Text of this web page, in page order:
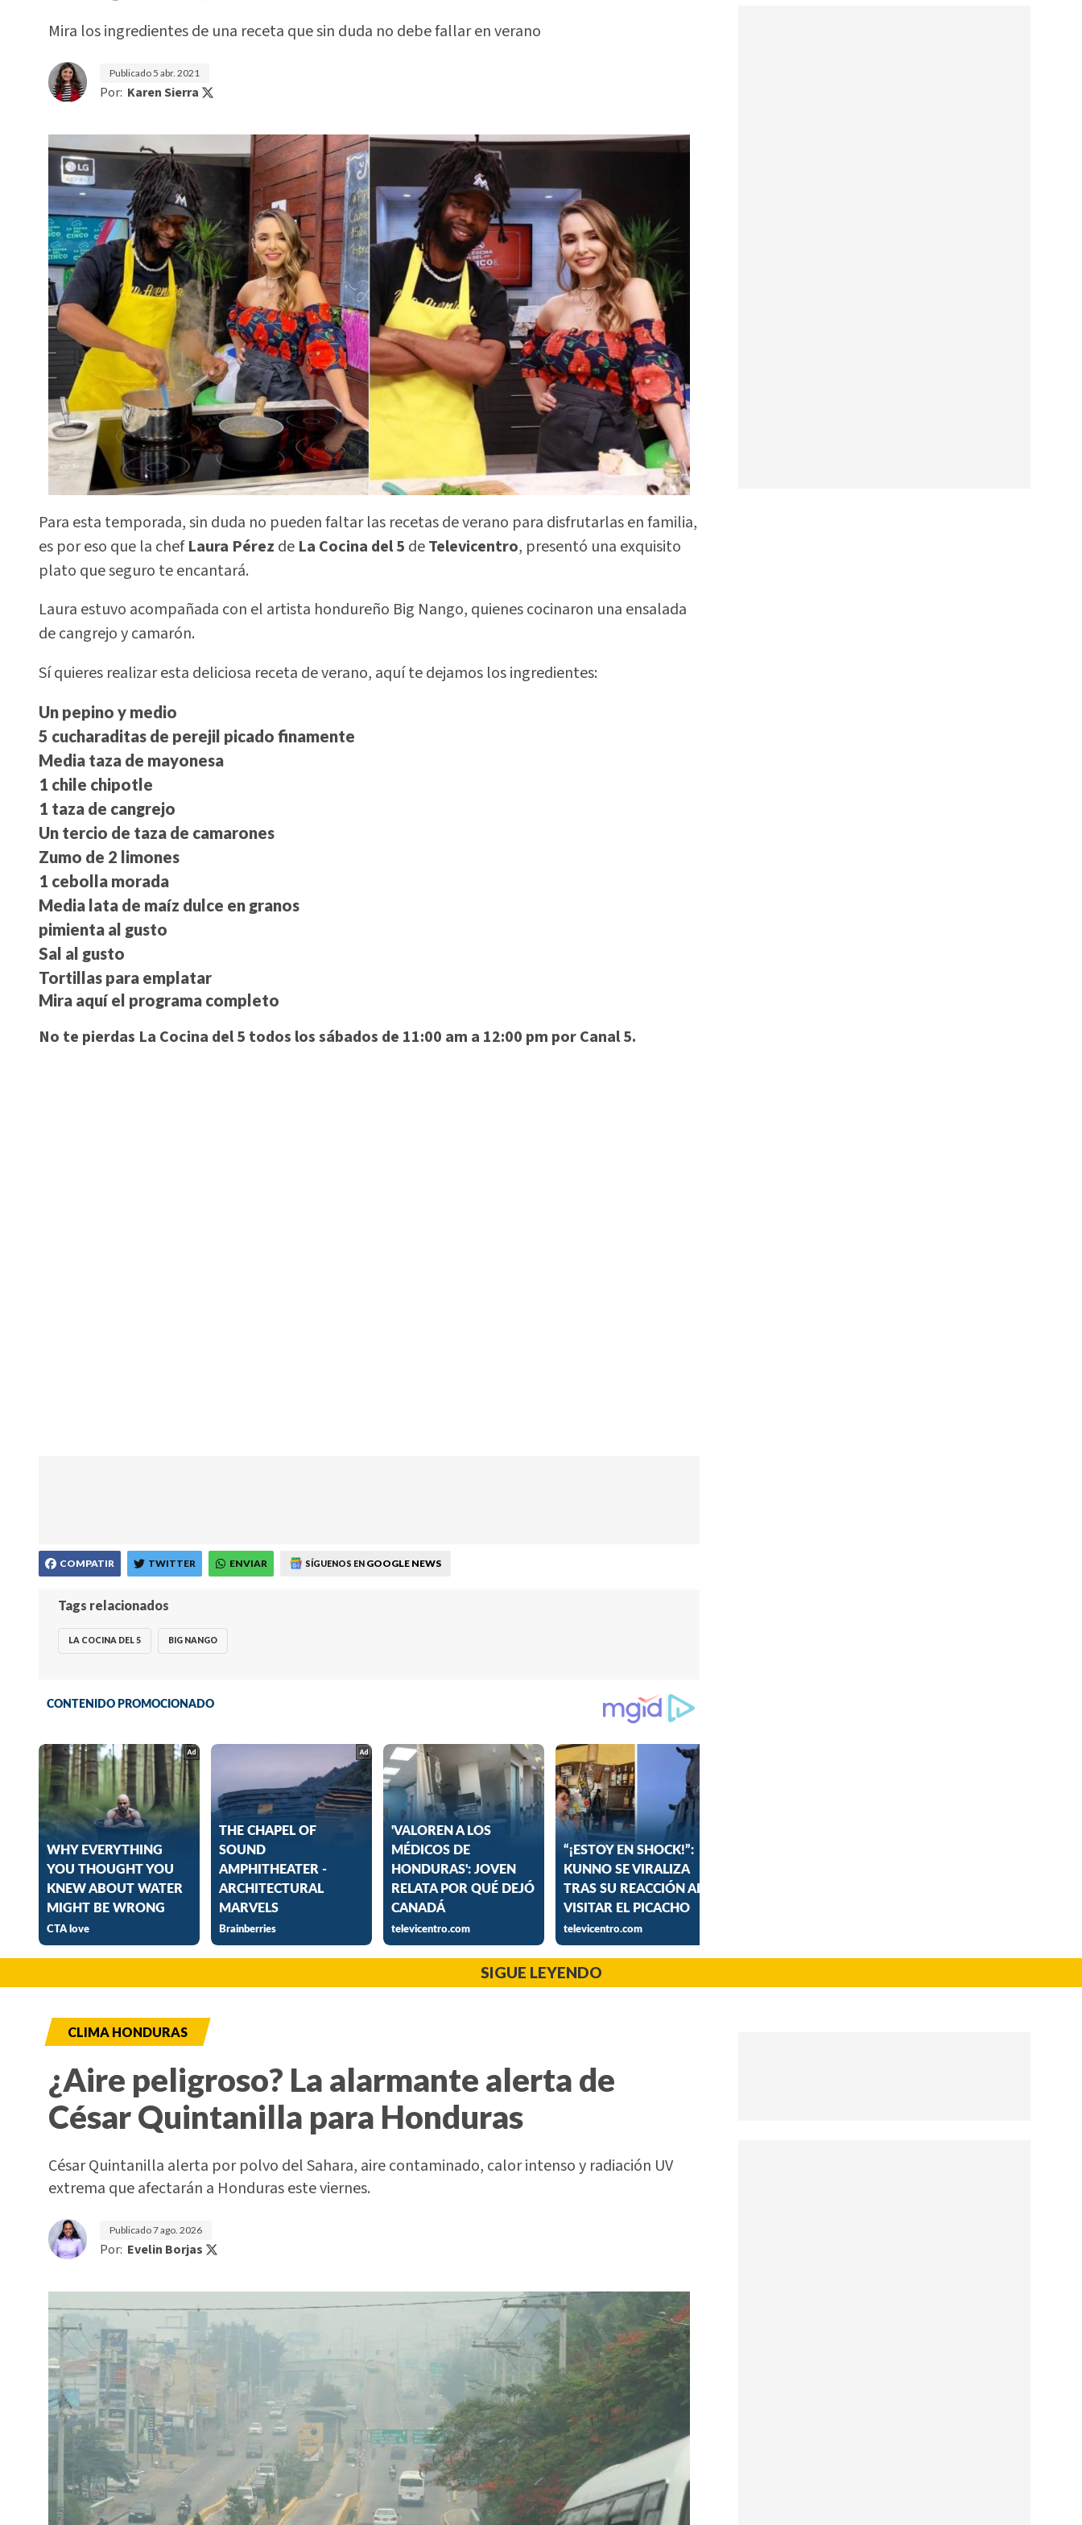
Mira los ingredientes de una receta que sin duda no debe fallar en verano
Publicado5 abr. 2021
Por: Karen Sierra
Para esta temporada, sin duda no pueden faltar las recetas de verano para disfrutarlas en familia,
es por eso que la chefLaura Pérez de La Cocina del 5 deTelevicentro, presentó una exquisito
plato que seguro te encantará.
Laura estuvo acompañada con el artista hondureño Big Nango, quienes cocinaron una ensalada
de cangrejo y camarón.
Sí quieres realizar esta deliciosa receta de verano, aquí te dejamos los ingredientes:
Un pepino y medio
5 cucharaditas de perejil picado finamente
Media taza de mayonesa
1 chile chipotle
1 taza de cangrejo
Un tercio de taza de camarones
Zumo de 2 limones
1 cebolla morada
Media lata de maíz dulce en granos
pimienta al gusto
Sal al gusto
Tortillas para emplatar
Mira aquí el programa completo
No te pierdas La Cocina del 5 todos los sábados de 11:00 am a 12:00 pm por Canal 5.
COMPATIR TWITTER ENVIAR SÍGUENOS EN GOOGLE NEWS
Tags relacionados
LA COCINA DEL 5 BIG NANGO
SIGUE LEYENDO
CLIMA HONDURAS
¿Aire peligroso? La alarmante alerta de
César Quintanilla para Honduras
César Quintanilla alerta por polvo del Sahara, aire contaminado, calor intenso y radiación UV
extrema que afectarán a Honduras este viernes.
Publicado7 ago. 2026
Por: Evelin Borjas